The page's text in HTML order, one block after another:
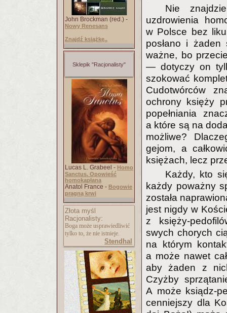
John Brockman (red.) -
Nowy Renesans
Znajdź książkę..
Sklepik "Racjonalisty"
Lucas L. Grabeel - Homo
Sanctus. Opowieść
homokapłana
Anatol France - Bogowie
pragną krwi
Złota myśl
Racjonalisty:
Boga może usprawiedliwić
tylko to, że nie istnieje.
Stendhal
Nie
uzdrowienia
w Polsce bez
posłano i
ważne, bo
— dotyczy on
szokować
Cudotwórców
ochrony księży
popełniania
a które są na
możliwe?
gejom, a
księżach, lecz
Każdy, kto
każdy poważny
została
jest nigdy w
z księży-
swych chorych
na którym
a może nawet
aby żaden z
Czyżby
A może ksiądz-
cenniejszy dla